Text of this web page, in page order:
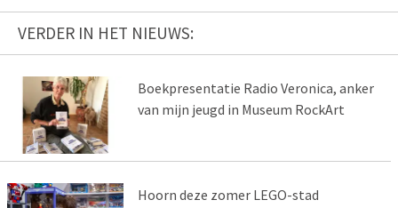
VERDER IN HET NIEUWS:
Boekpresentatie Radio Veronica, anker
van mijn jeugd in Museum RockArt
Hoorn deze zomer LEGO-stad